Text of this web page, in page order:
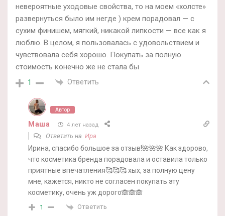
невероятные уходовые свойства, то на моем «холсте»
развернуться было им негде ) крем порадовал — с
сухим финишем, мягкий, никакой липкости — все как я
люблю. В целом, я пользовалась с удовольствием и
чувствовала себя хорошо. Покупать за полную
стоимость конечно же не стала бы
1 Ответить
Автор
Маша 4 лет назад
Ответить на Ира
Ирина, спасибо большое за отзыв!🌺🌺🌺 Как здорово,
что косметика бренда порадовала и оставила только
приятные впечатления🥰🥰🥰 хых, за полную цену
мне, кажется, никто не согласен покупать эту
косметику, очень уж дорого🙈🙈🙈
1 Ответить